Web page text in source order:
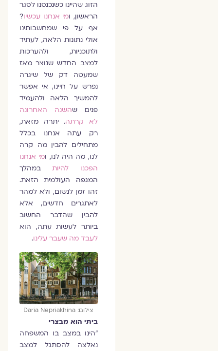
הזוג שהיינו כשנכנסנו לסגר
הראשון, ומי אנחנו עכשיו?
אף על פי שמחשבותינו
אולי נתונות הלאה, לעתיד
ולתוכניות, ולהערכות
למצב החדש שנוצר מאז
שמעטה דק של שיגרה
נפרש על חיינו, אי אפשר
להמשיך הלאה ולהעמיד
פנים שהשנה האחרונה
לא קרתה. יתרה מזאת,
רק עתה אנחנו בכלל
מתחילים להבין מה קרה
לנו, מה היה לנו, ומי אנחנו
הפכנו להיותבמהלך
המגפה העולמית הזאת.
זהו זמן לנשום, ולא למהר
לאתגרים חדשים, אלא
להבין שהדבר החשוב
ביותר לעשות עתה, הוא
לעבד מה שעבר עלינו.
צילום: Daria Nepriakhina
ביתי הוא מבצרי
"הינו במצב בו המשפחה
נאלצה להסתגל למצב